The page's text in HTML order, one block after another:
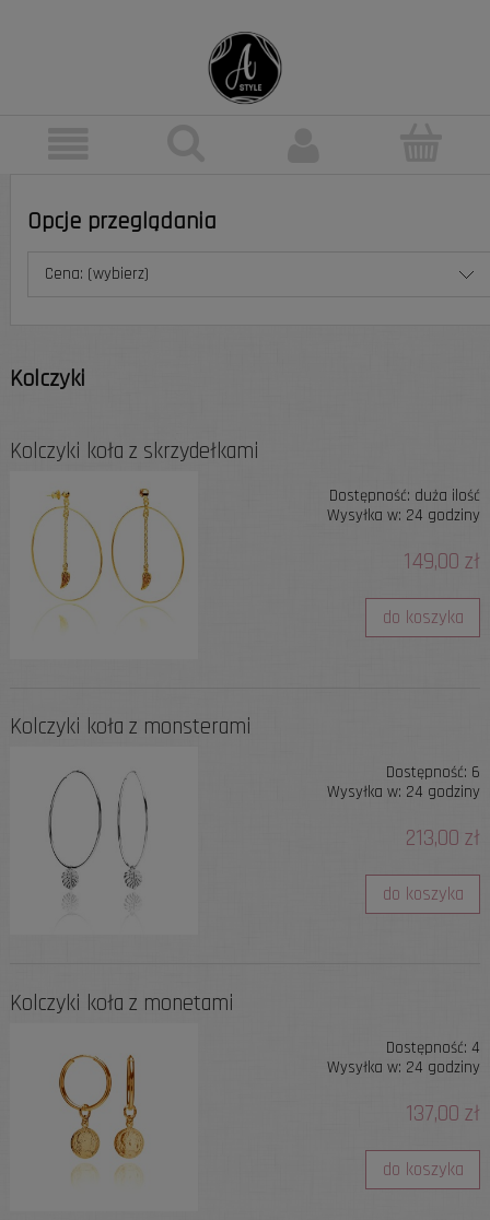
Opcje przeglądania
Cena: (wybierz)
Kolczyki
Kolczyki koła z skrzydełkami
Dostępność: duża ilość
Wysyłka w: 24 godziny
149,00 zł
do koszyka
Kolczyki koła z monsterami
Dostępność: 6
Wysyłka w: 24 godziny
213,00 zł
do koszyka
Kolczyki koła z monetami
Dostępność: 4
Wysyłka w: 24 godziny
137,00 zł
do koszyka